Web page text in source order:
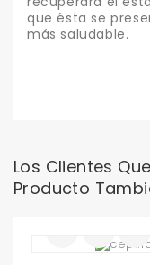
que ésta se
más saludable.
Los Clientes
Producto